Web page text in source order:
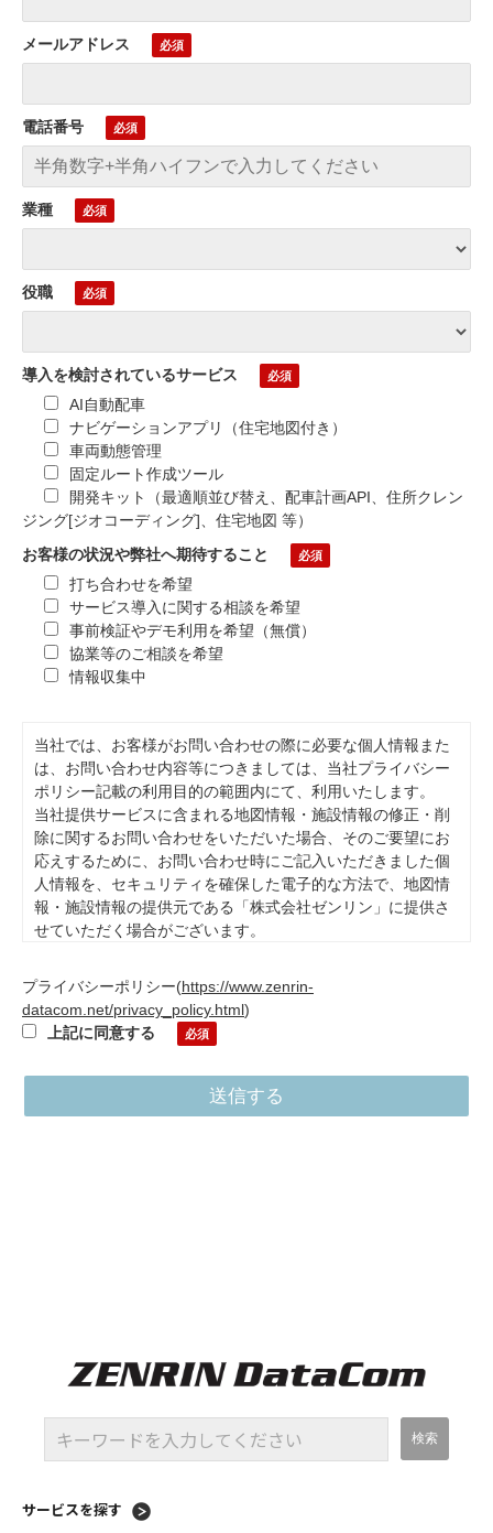
メールアドレス
電話番号
業種
役職
導入を検討されているサービス
AI自動配車
ナビゲーションアプリ（住宅地図付き）
車両動態管理
固定ルート作成ツール
開発キット（最適順並び替え、配車計画API、住所クレン
ジング[ジオコーディング]、住宅地図 等）
お客様の状況や弊社へ期待すること
打ち合わせを希望
サービス導入に関する相談を希望
事前検証やデモ利用を希望（無償）
協業等のご相談を希望
情報収集中
当社では、お客様がお問い合わせの際に必要な個人情報また
は、お問い合わせ内容等につきましては、当社プライバシー
ポリシー記載の利用目的の範囲内にて、利用いたします。
当社提供サービスに含まれる地図情報・施設情報の修正・削
除に関するお問い合わせをいただいた場合、そのご要望にお
応えするために、お問い合わせ時にご記入いただきました個
人情報を、セキュリティを確保した電子的な方法で、地図情
報・施設情報の提供元である「株式会社ゼンリン」に提供さ
せていただく場合がございます。
す。当社が必要とする情報をご提供頂かない場合ご要望にお
応えできない場合がございます。お客様は、個人情報の開示
等、苦情・相談をする事ができますので、もしございました
らprivacy@zenrin-datacom.netまでご連絡下さい。その他個
プライバシーポリシー(https://www.zenrin-
datacom.net/privacy_policy.html)
上記に同意する
サービスを探す